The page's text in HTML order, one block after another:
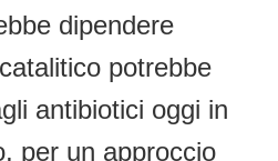
dipendere
potrebbe
antibiotici oggi in
per un approccio